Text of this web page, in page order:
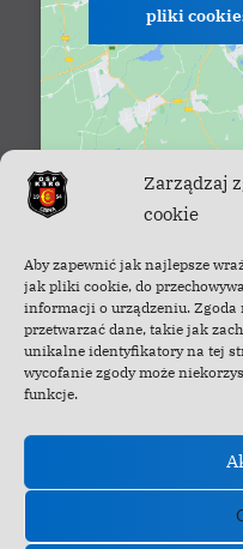
Zarządzaj
cookie
Aby zapewnić jak najlepsze
jak pliki cookie, do
informacji o urządzeniu.
przetwarzać dane, takie jak
unikalne identyfikatory na tej
wycofanie zgody może
funkcje.
pliki
Facebook - OSP Cisna